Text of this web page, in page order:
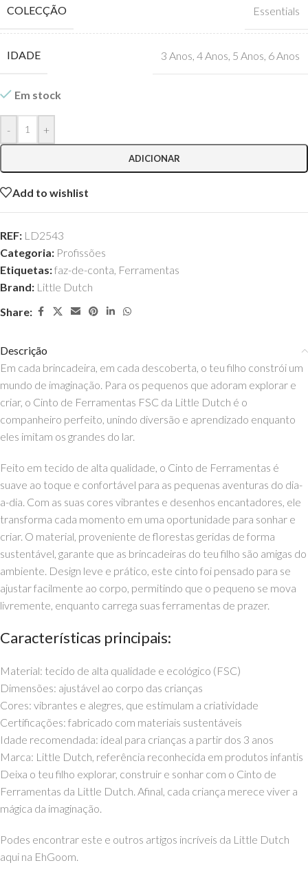
COLECÇÃO Essentials
IDADE 3 Anos 4 Anos 5 Anos 6 Anos
Em stock
- +
ADICIONAR
Add to wishlist
REF: LD2543
Categoria: Profissões
Etiquetas:faz-de-conta, Ferramentas
Brand: Little Dutch
Share:
Descrição
Em cada brincadeira, em cada descoberta, o teu filho constrói um
mundo de imaginação. Para os pequenos que adoram explorar e
criar, o Cinto de Ferramentas FSC da Little Dutch é o
companheiro perfeito, unindo diversão e aprendizado enquanto
eles imitam os grandes do lar.
Feito em tecido de alta qualidade, o Cinto de Ferramentas é
suave ao toque e confortável para as pequenas aventuras do dia-
a-dia. Com as suas cores vibrantes e desenhos encantadores, ele
transforma cada momento em uma oportunidade para sonhar e
criar. O material, proveniente de florestas geridas de forma
sustentável, garante que as brincadeiras do teu filho são amigas do
ambiente. Design leve e prático, este cinto foi pensado para se
ajustar facilmente ao corpo, permitindo que o pequeno se mova
livremente, enquanto carrega suas ferramentas de prazer.
Características principais:
Material: tecido de alta qualidade e ecológico (FSC)
Dimensões: ajustável ao corpo das crianças
Cores: vibrantes e alegres, que estimulam a criatividade
Certificações: fabricado com materiais sustentáveis
Idade recomendada: ideal para crianças a partir dos 3 anos
Marca: Little Dutch, referência reconhecida em produtos infantis
Deixa o teu filho explorar, construir e sonhar com o Cinto de
Ferramentas da Little Dutch. Afinal, cada criança merece viver a
mágica da imaginação.
Podes encontrar este e outros artigos incríveis da Little Dutch
aqui na EhGoom.